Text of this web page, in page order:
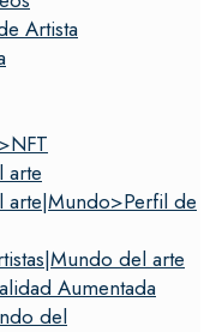
Artista
arte
de
del arte
Aumentada
del